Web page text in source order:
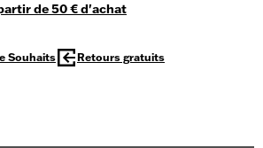
de 50 € d'achat
Souhaits Retours gratuits